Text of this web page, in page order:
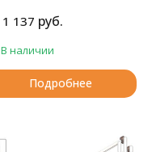
1 137 руб.
В наличии
Подробнее